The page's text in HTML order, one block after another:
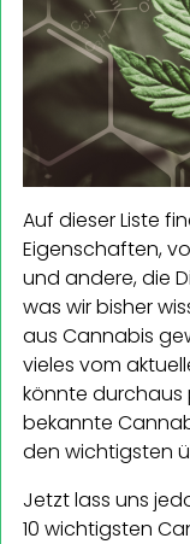
Auf dieser Liste
Eigenschaften,
und andere, die
was wir bisher
aus Cannabis
vieles vom
könnte durchaus
bekannte
den wichtigsten
Jetzt lass uns
10 wichtigsten